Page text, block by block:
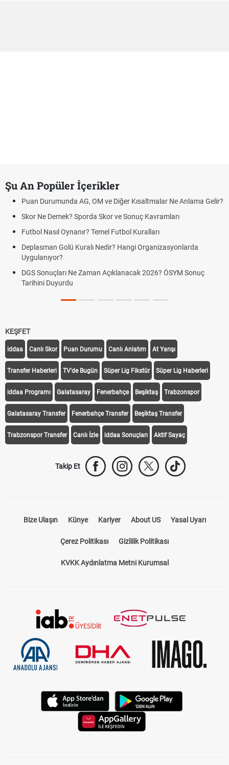
Şu An Popüler İçerikler
Puan Durumunda AG, OM ve Diğer Kısaltmalar Ne Anlama Gelir?
Skor Ne Demek? Sporda Skor ve Sonuç Kavramları
Futbol Nasıl Oynanır? Temel Futbol Kuralları
Deplasman Golü Kuralı Nedir? Hangi Organizasyonlarda
Uygulanıyor?
DGS Sonuçları Ne Zaman Açıklanacak 2026? ÖSYM Sonuç
Tarihini Duyurdu
KEŞFET
iddaa Canlı Skor Puan Durumu Canlı Anlatım At Yarışı
Transfer Haberleri TV'de Bugün Süper Lig Fikstür Süper Lig Haberleri
iddaa Programı Galatasaray Fenerbahçe Beşiktaş Trabzonspor
Galatasaray Transfer Fenerbahçe Transfer Beşiktaş Transfer
Trabzonspor Transfer Canlı İzle iddaa Sonuçları Aktif Sayaç
Takip Et
Bize Ulaşın Künye Kariyer About US Yasal Uyarı
Çerez Politikası Gizlilik Politikası
KVKK Aydınlatma Metni Kurumsal